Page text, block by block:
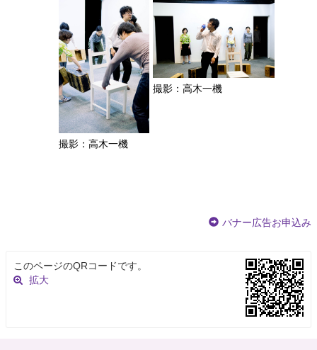
撮影：高木一機
撮影：高木一機
バナー広告お申込み
このページのQRコードです。
拡大